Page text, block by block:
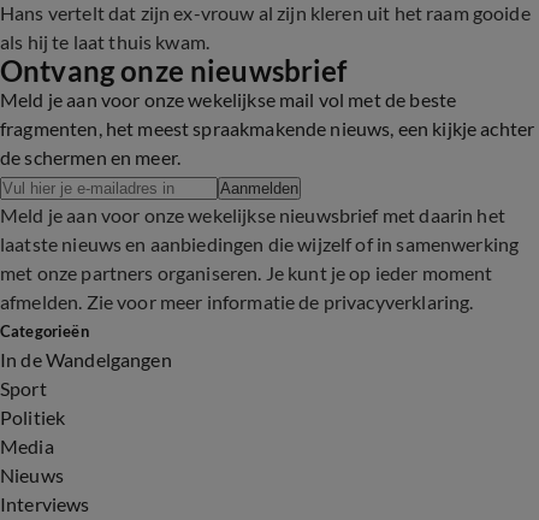
Hans vertelt dat zijn ex-vrouw al zijn kleren uit het raam gooide
als hij te laat thuis kwam.
Ontvang onze nieuwsbrief
Meld je aan voor onze wekelijkse mail vol met de beste
fragmenten, het meest spraakmakende nieuws, een kijkje achter
de schermen en meer.
Aanmelden
Meld je aan voor onze wekelijkse nieuwsbrief met daarin het
laatste nieuws en aanbiedingen die wijzelf of in samenwerking
met onze partners organiseren. Je kunt je op ieder moment
afmelden. Zie voor meer informatie de privacyverklaring.
Categorieën
In de Wandelgangen
Sport
Politiek
Media
Nieuws
Interviews